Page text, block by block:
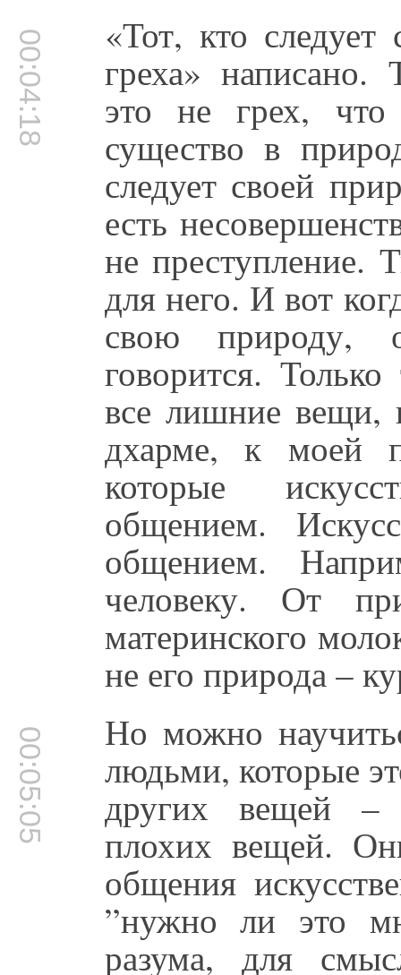
00:04:18 «Тот, кто
греха» написано.
это не грех,
существо в
следует своей
есть
не преступление.
для него. И вот
свою природу,
говорится.
все лишние вещи,
дхарме, к моей
которые
общением.
общением.
человеку. От
материнского
не его природа –
00:05:05 Но можно
людьми, которые
других вещей –
плохих вещей.
общения
”нужно ли это
разума, для